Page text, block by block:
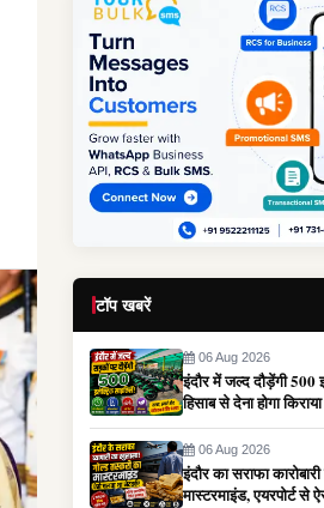
टॉप खबरें
06 Aug 2026
इंदौर में जल्द दौड़ेंगी
हिसाब से देना होगा किराया
06 Aug 2026
इंदौर का सराफा
मास्टरमाइंड, एयरपोर्ट से